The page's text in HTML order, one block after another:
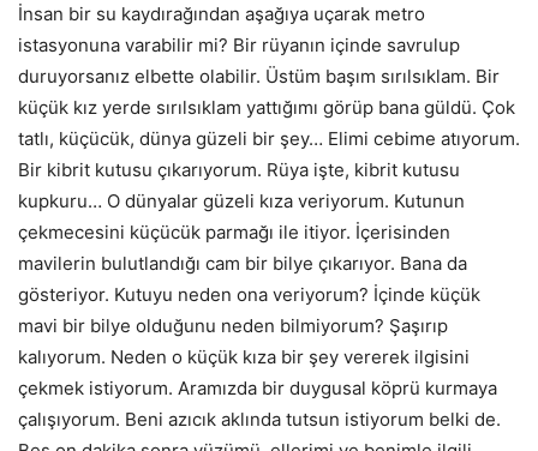
İnsan bir su kaydırağından aşağıya uçarak metro
istasyonuna varabilir mi? Bir rüyanın içinde savrulup
duruyorsanız elbette olabilir. Üstüm başım sırılsıklam. Bir
küçük kız yerde sırılsıklam yattığımı görüp bana güldü. Çok
tatlı, küçücük, dünya güzeli bir şey… Elimi cebime atıyorum.
Bir kibrit kutusu çıkarıyorum. Rüya işte, kibrit kutusu
kupkuru… O dünyalar güzeli kıza veriyorum. Kutunun
çekmecesini küçücük parmağı ile itiyor. İçerisinden
mavilerin bulutlandığı cam bir bilye çıkarıyor. Bana da
gösteriyor. Kutuyu neden ona veriyorum? İçinde küçük
mavi bir bilye olduğunu neden bilmiyorum? Şaşırıp
kalıyorum. Neden o küçük kıza bir şey vererek ilgisini
çekmek istiyorum. Aramızda bir duygusal köprü kurmaya
çalışıyorum. Beni azıcık aklında tutsun istiyorum belki de.